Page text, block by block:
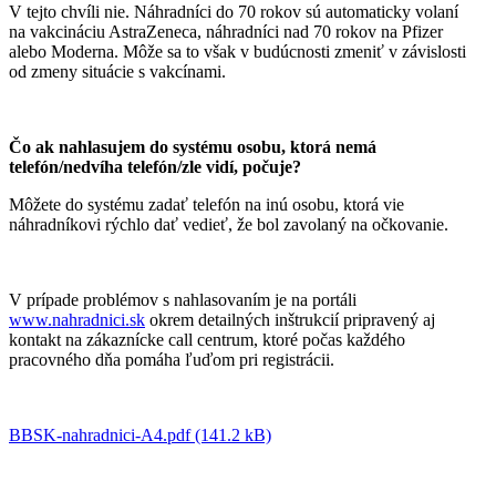
V tejto chvíli nie. Náhradníci do 70 rokov sú automaticky volaní
na vakcináciu AstraZeneca, náhradníci nad 70 rokov na Pfizer
alebo Moderna. Môže sa to však v budúcnosti zmeniť v závislosti
od zmeny situácie s vakcínami.
Čo ak nahlasujem do systému osobu, ktorá nemá
telefón/nedvíha telefón/zle vidí, počuje?
Môžete do systému zadať telefón na inú osobu, ktorá vie
náhradníkovi rýchlo dať vedieť, že bol zavolaný na očkovanie.
V prípade problémov s nahlasovaním je na portáli
www.nahradnici.sk okrem detailných inštrukcií pripravený aj
kontakt na zákaznícke call centrum, ktoré počas každého
pracovného dňa pomáha ľuďom pri registrácii.
BBSK-nahradnici-A4.pdf (141.2 kB)